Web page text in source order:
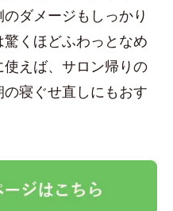
ダメージもしっかり
くほどふわっとなめ
えば、サロン帰りの
寝ぐせ直しにもおす